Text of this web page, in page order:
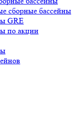
сборные бассейны
GRE
по акции